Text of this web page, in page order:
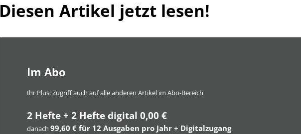
Diesen Artikel jetzt lesen!
Im Abo
Ihr Plus: Zugriff auch auf alle anderen Artikel im Abo-Bereich
2 Hefte + 2 Hefte digital 0,00 €
danach 99,60 € für 12 Ausgaben pro Jahr + Digitalzugang